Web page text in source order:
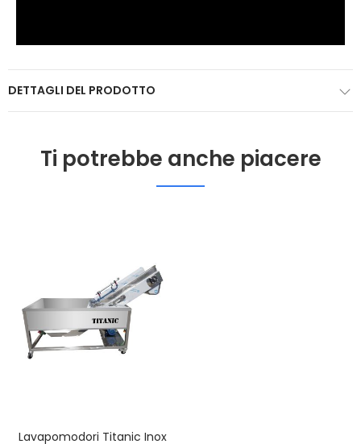
DETTAGLI DEL PRODOTTO
Ti potrebbe anche piacere
Lavapomodori Titanic Inox